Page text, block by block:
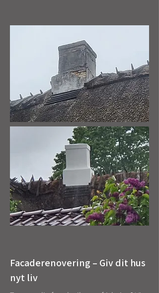
Facaderenovering – Giv dit hus
nyt liv